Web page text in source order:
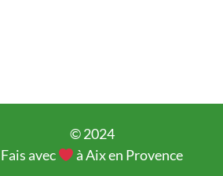
© 2024
Fais avec
à Aix en Provence